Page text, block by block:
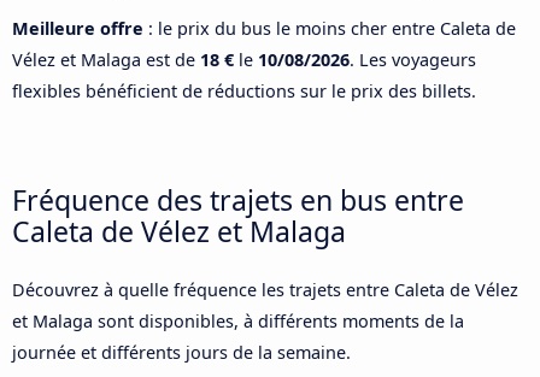
Meilleure offre : le prix du bus le moins cher entre Caleta de
Vélez et Malaga est de 18 € le 10/08/2026. Les voyageurs
flexibles bénéficient de réductions sur le prix des billets.
Fréquence des trajets en bus entre
Caleta de Vélez et Malaga
Découvrez à quelle fréquence les trajets entre Caleta de Vélez
et Malaga sont disponibles, à différents moments de la
journée et différents jours de la semaine.